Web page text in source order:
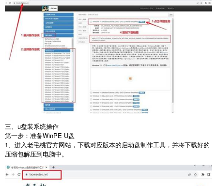
三、u盘装系统操作
第一步：准备WinPE U盘
1、进入老毛桃官方网站，下载对应版本的启动盘制作工具，并将下载好的
压缩包解压到电脑中。